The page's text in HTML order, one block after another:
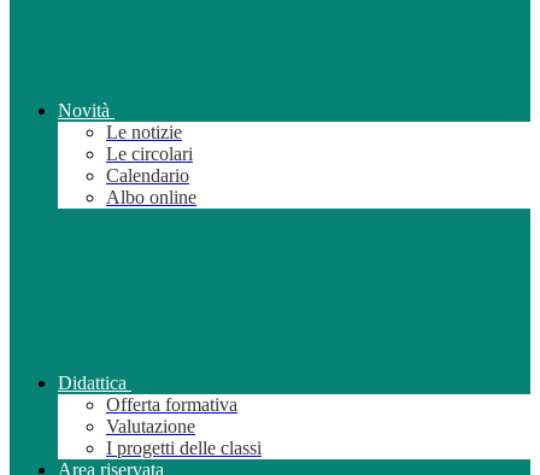
Novità
Le notizie
Le circolari
Calendario
Albo online
Didattica
Offerta formativa
Valutazione
I progetti delle classi
Area riservata